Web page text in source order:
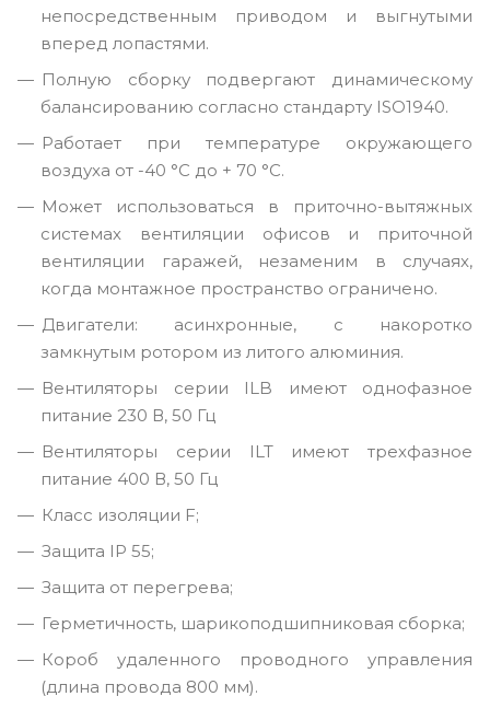
непосредственным приводом и выгнутыми
вперед лопастями.
Полную сборку подвергают динамическому
балансированию согласно стандарту ISO1940.
Работает при температуре окружающего
воздуха от -40 °С до + 70 °С.
Может использоваться в приточно-вытяжных
системах вентиляции офисов и приточной
вентиляции гаражей, незаменим в случаях,
когда монтажное пространство ограничено.
Двигатели: асинхронные, с накоротко
замкнутым ротором из литого алюминия.
Вентиляторы серии ILB имеют однофазное
питание 230 В, 50 Гц
Вентиляторы серии ILT имеют трехфазное
питание 400 В, 50 Гц
Класс изоляции F;
Защита IP 55;
Защита от перегрева;
Герметичность, шарикоподшипниковая сборка;
Короб удаленного проводного управления
(длина провода 800 мм).